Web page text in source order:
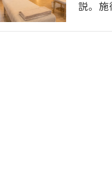
説。施